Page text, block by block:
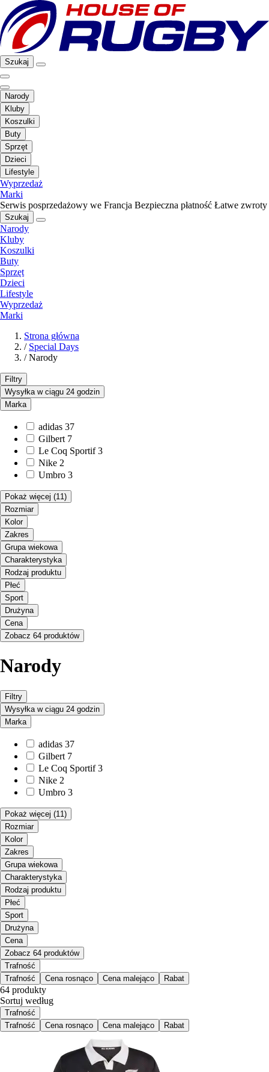
Szukaj
Narody
Kluby
Koszulki
Buty
Sprzęt
Dzieci
Lifestyle
Wyprzedaż
Marki
Serwis posprzedażowy we Francja Bezpieczna płatność Łatwe zwroty
Szukaj
Narody
Kluby
Koszulki
Buty
Sprzęt
Dzieci
Lifestyle
Wyprzedaż
Marki
Strona główna
/ Special Days
/ Narody
Filtry
Wysyłka w ciągu 24 godzin
Marka
adidas 37
Gilbert 7
Le Coq Sportif 3
Nike 2
Umbro 3
Pokaż więcej (11)
Rozmiar
Kolor
Zakres
Grupa wiekowa
Charakterystyka
Rodzaj produktu
Płeć
Sport
Drużyna
Cena
Zobacz 64 produktów
Narody
Filtry
Wysyłka w ciągu 24 godzin
Marka
adidas 37
Gilbert 7
Le Coq Sportif 3
Nike 2
Umbro 3
Pokaż więcej (11)
Rozmiar
Kolor
Zakres
Grupa wiekowa
Charakterystyka
Rodzaj produktu
Płeć
Sport
Drużyna
Cena
Zobacz 64 produktów
Trafność
Trafność
Cena rosnąco Cena malejąco Rabat
64 produkty
Sortuj według
Trafność
Trafność
Cena rosnąco Cena malejąco Rabat